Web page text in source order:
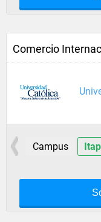
Comercio
Campus